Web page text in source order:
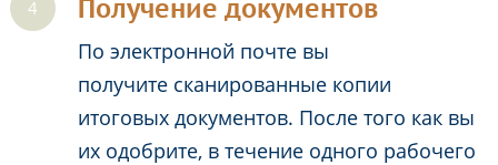
Получение документов
По электронной почте вы
получите сканированные копии
итоговых документов. После того как вы
их одобрите, в течение одного рабочего